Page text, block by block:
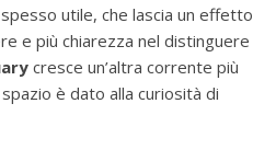
utile, che lascia un effetto
e più chiarezza nel distinguere
cresce un’altra corrente più
è dato alla curiosità di